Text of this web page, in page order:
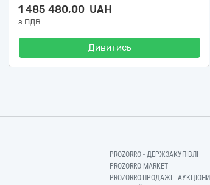
1 485 480,00 UAH
з ПДВ
Дивитись
PROZORRO - ДЕРЖЗАКУПІВЛІ
PROZORRO MARKET
PROZORRO.ПРОДАЖІ - АУКЦІОНИ